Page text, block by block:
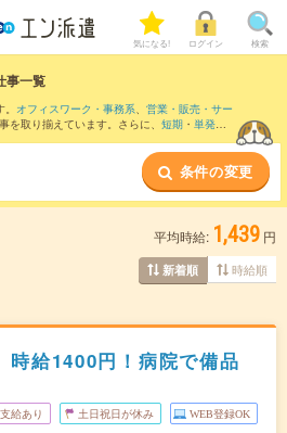
気になる! ログイン 検索
事一覧
オフィスワーク・事務系、 営業・販売・サー
を取り揃えています。さらに、 短期 ・ 単発な
大阪上本町駅
など近隣駅のお仕
条件の変更
平均時給: 1,439 円
新着順 時給順
時給1400円！病院で備品
給あり 土日祝日が休み WEB登録OK